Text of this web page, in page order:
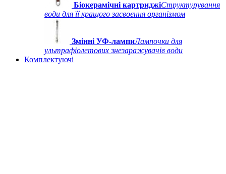
Біокерамічні картриджіСтруктурування
води для її кращого засвоєння організмом
Змінні УФ-лампиЛампочки для
ультрафіолетових знезаражувачів води
Комплектуючі